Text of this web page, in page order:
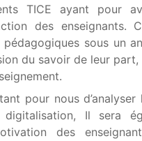
TICE ayant pour
des enseignants.
sous un
du savoir de leur
pour nous d’analyser
Il sera
des